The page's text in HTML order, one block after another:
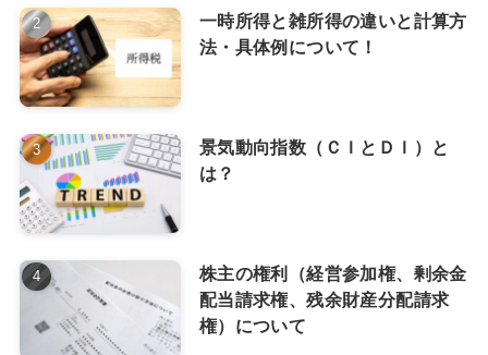
一時所得と雑所得の違いと計算方
法・具体例について！
景気動向指数（ＣＩとＤＩ）と
は？
株主の権利（経営参加権、剰余金
配当請求権、残余財産分配請求
権）について